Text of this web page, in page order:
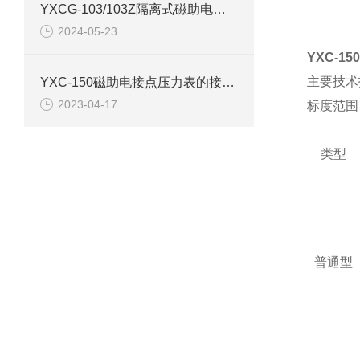
YXCG-103/103Z隔离式磁助电接点压力表产品介绍
2024-05-23
YXC-150磁助电接点压力表的接线图和原理结构
2023-04-17
YXC-
主要技
标度范
类型
普通型